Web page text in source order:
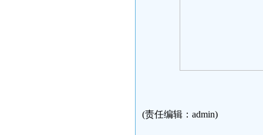
(责任编辑：admin)